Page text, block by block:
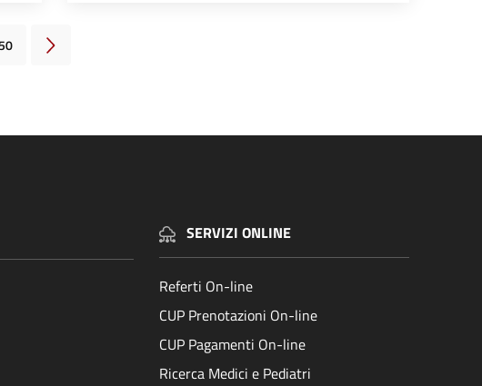
Pagina successiva
SERVIZI ONLINE
Referti On-line
CUP Prenotazioni On-line
CUP Pagamenti On-line
Ricerca Medici e Pediatri